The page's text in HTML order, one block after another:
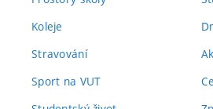
Koleje
Stravování
Sport na VUT